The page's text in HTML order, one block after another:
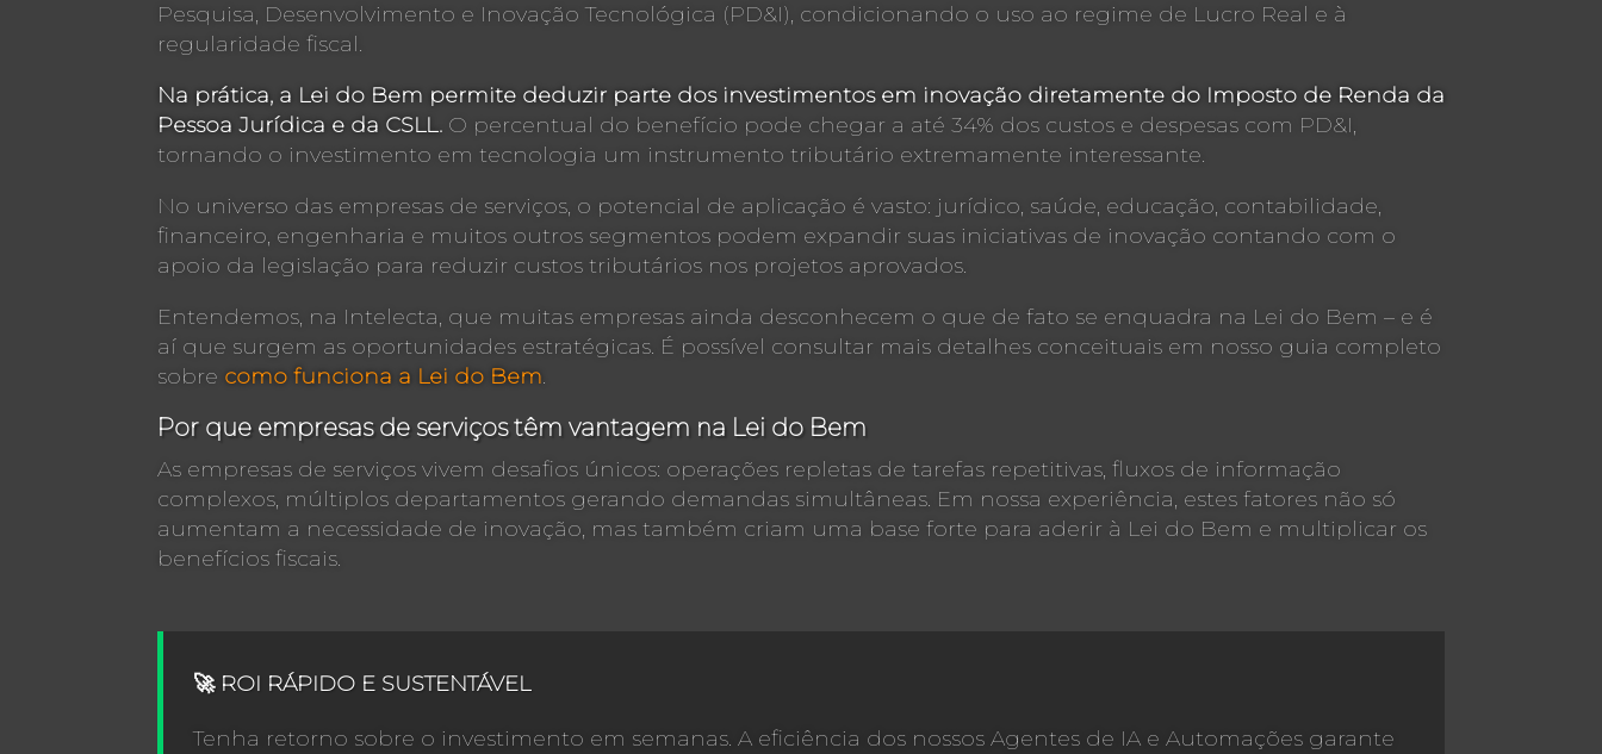
Pesquisa, Desenvolvimento e Inovação Tecnológica (PD&I), condicionando o uso ao regime de Lucro Real e à
regularidade fiscal.
Na prática, a Lei do Bem permite deduzir parte dos investimentos em inovação diretamente do Imposto de Renda da
Pessoa Jurídica e da CSLL. O percentual do benefício pode chegar a até 34% dos custos e despesas com PD&I,
tornando o investimento em tecnologia um instrumento tributário extremamente interessante.
No universo das empresas de serviços, o potencial de aplicação é vasto: jurídico, saúde, educação, contabilidade,
financeiro, engenharia e muitos outros segmentos podem expandir suas iniciativas de inovação contando com o
apoio da legislação para reduzir custos tributários nos projetos aprovados.
Entendemos, na Intelecta, que muitas empresas ainda desconhecem o que de fato se enquadra na Lei do Bem – e é
aí que surgem as oportunidades estratégicas. É possível consultar mais detalhes conceituais em nosso guia completo
sobre como funciona a Lei do Bem.
Por que empresas de serviços têm vantagem na Lei do Bem
As empresas de serviços vivem desafios únicos: operações repletas de tarefas repetitivas, fluxos de informação
complexos, múltiplos departamentos gerando demandas simultâneas. Em nossa experiência, estes fatores não só
aumentam a necessidade de inovação, mas também criam uma base forte para aderir à Lei do Bem e multiplicar os
benefícios fiscais.
🚀 ROI RÁPIDO E SUSTENTÁVEL
Tenha retorno sobre o investimento em semanas. A eficiência dos nossos Agentes de IA e Automações garante